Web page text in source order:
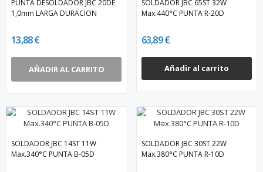
PUNTA DESOLDADOR JBC 20DE
1,0mm LARGA DURACION
13,88 €
AÑADIR AL CARRITO
SOLDADOR JBC 65ST 32W
Max.440°C PUNTA R-20D
63,89 €
Añadir al carrito
SOLDADOR JBC 14ST 11W
Max.340°C PUNTA B-05D
SOLDADOR JBC 30ST 22W
Max.380°C PUNTA R-10D